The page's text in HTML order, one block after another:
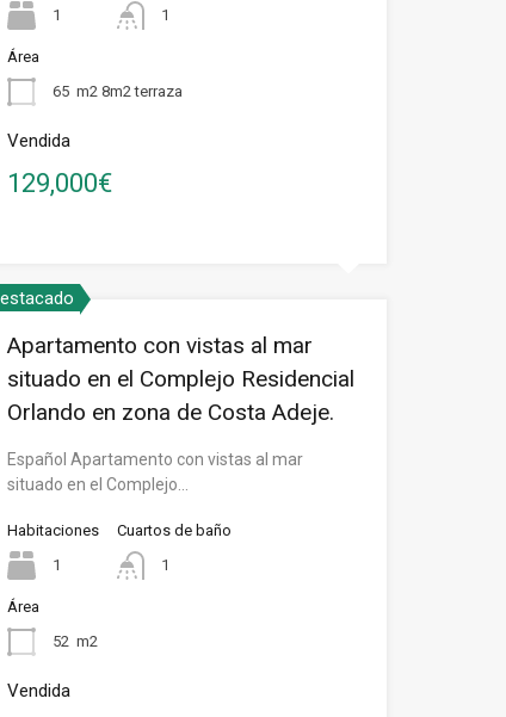
1
1
Área
65 m2 8m2 terraza
Vendida
129,000€
Apartamento con vistas al mar
situado en el Complejo Residencial
Orlando en zona de Costa Adeje.
Español Apartamento con vistas al mar
situado en el Complejo…
Habitaciones
1
Cuartos de baño
1
Área
52 m2
Vendida